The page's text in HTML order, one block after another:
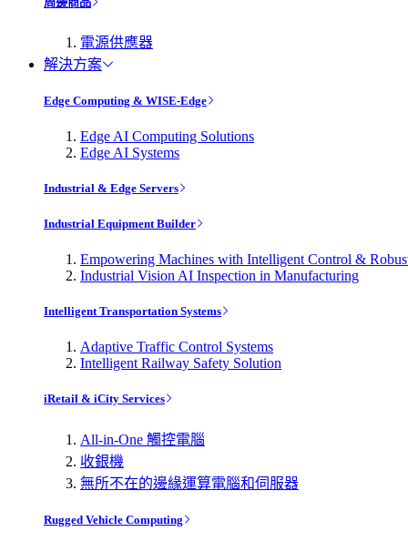
電源供應器
解決方案
Edge Computing & WISE-Edge
Edge AI Computing Solutions
Edge AI Systems
Industrial & Edge Servers
Industrial Equipment Builder
Empowering Machines with Intelligent Control &
Industrial Vision AI Inspection in Manufacturing
Intelligent Transportation Systems
Adaptive Traffic Control Systems
Intelligent Railway Safety Solution
iRetail & iCity Services
All-in-One 觸控電腦
收銀機
無所不在的邊緣運算電腦和伺服器
Rugged Vehicle Computing